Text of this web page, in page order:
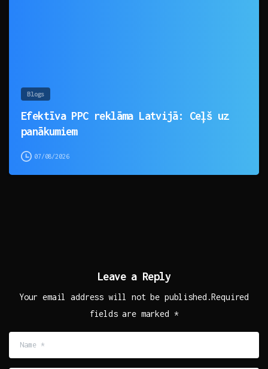
Blogs
Efektīva PPC reklāma Latvijā: Ceļš uz
panākumiem
07/08/2026
Leave a Reply
Your email address will not be published.Required
fields are marked *